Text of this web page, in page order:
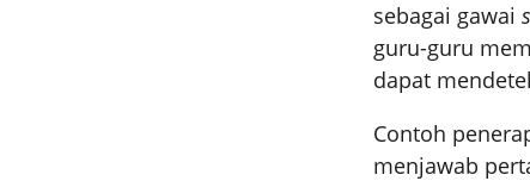
sebagai gawai
guru-guru
dapat
Contoh
menjawab